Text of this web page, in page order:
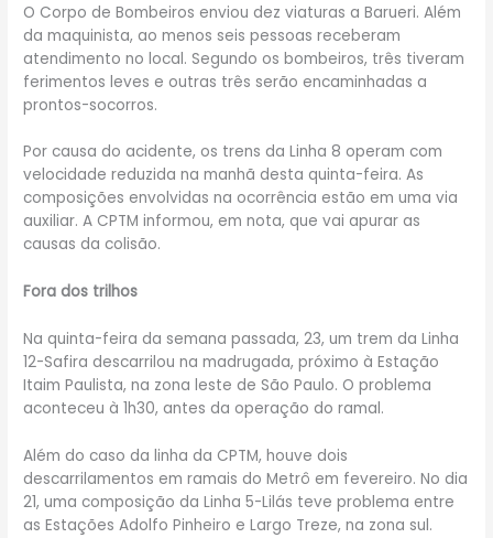
O Corpo de Bombeiros enviou dez viaturas a Barueri. Além
da maquinista, ao menos seis pessoas receberam
atendimento no local. Segundo os bombeiros, três tiveram
ferimentos leves e outras três serão encaminhadas a
prontos-socorros.
Por causa do acidente, os trens da Linha 8 operam com
velocidade reduzida na manhã desta quinta-feira. As
composições envolvidas na ocorrência estão em uma via
auxiliar. A CPTM informou, em nota, que vai apurar as
causas da colisão.
Fora dos trilhos
Na quinta-feira da semana passada, 23, um trem da Linha
12-Safira descarrilou na madrugada, próximo à Estação
Itaim Paulista, na zona leste de São Paulo. O problema
aconteceu à 1h30, antes da operação do ramal.
Além do caso da linha da CPTM, houve dois
descarrilamentos em ramais do Metrô em fevereiro. No dia
21, uma composição da Linha 5-Lilás teve problema entre
as Estações Adolfo Pinheiro e Largo Treze, na zona sul.